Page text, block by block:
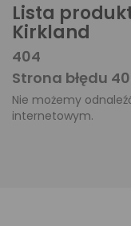
Lista
Kirkland
404
Strona błędu
Nie możemy
internetowym.